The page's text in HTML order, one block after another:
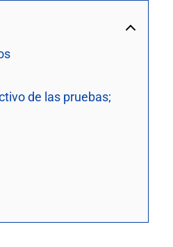
de las pruebas;